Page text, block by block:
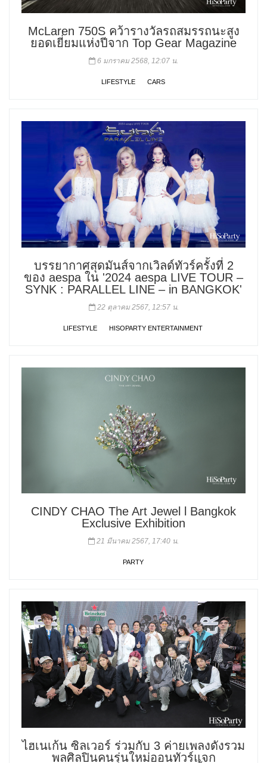
McLaren 750S คว้ารางวัลรถสมรรถนะสูง
ยอดเยี่ยมแห่งปีจาก Top Gear Magazine
6 มกราคม 2568, 12:07 น.
LIFESTYLE CARS
บรรยากาศสุดมันส์จากเวิลด์ทัวร์ครั้งที่ 2
ของ aespa ใน '2024 aespa LIVE TOUR –
SYNK : PARALLEL LINE – in BANGKOK'
22 ตุลาคม 2567, 12:57 น.
LIFESTYLE HISOPARTY ENTERTAINMENT
CINDY CHAO The Art Jewel l Bangkok
Exclusive Exhibition
21 มีนาคม 2567, 17:40 น.
PARTY
ไฮเนเก้น ซิลเวอร์ ร่วมกับ 3 ค่ายเพลงดังรวม
พลศิลปินคนรุ่นใหม่ออนทัวร์แจก